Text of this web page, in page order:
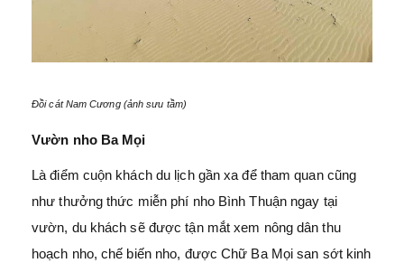
Đồi cát Nam Cương (ảnh sưu tầm)
Vườn nho Ba Mọi
Là điểm cuộn khách du lịch gần xa để tham quan cũng
như thưởng thức miễn phí nho Bình Thuận ngay tại
vườn, du khách sẽ được tận mắt xem nông dân thu
hoạch nho, chế biến nho, được Chữ Ba Mọi san sớt kinh